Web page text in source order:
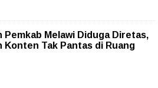
Melawi Diduga Diretas,
Konten Tak Pantas di Ruang